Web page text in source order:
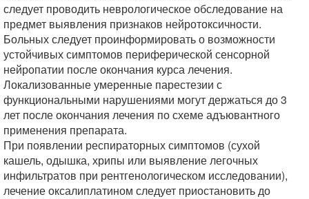
следует проводить неврологическое обследование на
предмет выявления признаков нейротоксичности.
Больных следует проинформировать о возможности
устойчивых симптомов периферической сенсорной
нейропатии после окончания курса лечения.
Локализованные умеренные парестезии с
функциональными нарушениями могут держаться до 3
лет после окончания лечения по схеме адъювантного
применения препарата.
При появлении респираторных симптомов (сухой
кашель, одышка, хрипы или выявление легочных
инфильтратов при рентгенологическом исследовании),
лечение оксалиплатином следует приостановить до